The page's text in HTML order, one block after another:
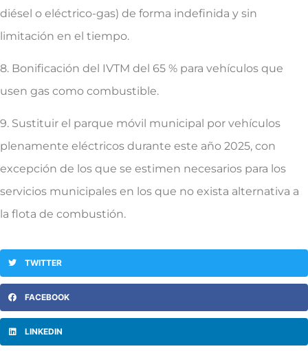
diésel o eléctrico-gas) de forma indefinida y sin
limitación en el tiempo.
8. Bonificación del IVTM del 65 % para vehículos que
usen gas como combustible.
9. Sustituir el parque móvil municipal por vehículos
plenamente eléctricos durante este año 2025, con
excepción de los que se estimen necesarios para los
servicios municipales en los que no exista alternativa a
la flota de combustión.
TWITTER
FACEBOOK
LINKEDIN